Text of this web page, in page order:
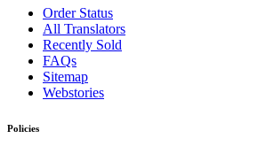
Order Status
All Translators
Recently Sold
FAQs
Sitemap
Webstories
Policies